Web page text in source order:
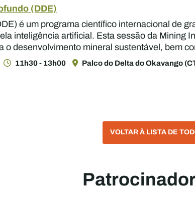
(DDE)
é um programa científico internacional de
inteligência artificial. Esta sessão da Mining
o desenvolvimento mineral sustentável, bem
11h30 - 13h00
Palco do Delta do Okavango
VOLTAR À LISTA DE